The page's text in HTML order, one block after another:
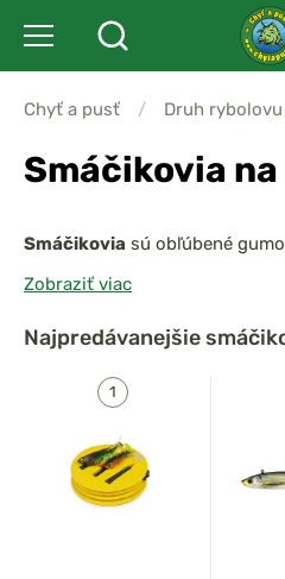
Chyť a pusť / Druh rybolovu
Smáčikovia
Smáčikovia sú obľúbené
výborne osvedčili pri love
prirodzenú korisťcandáta, čo
pre techniky, ktoré vyžadujú
Zobraziť viac
Najpredávanejšie